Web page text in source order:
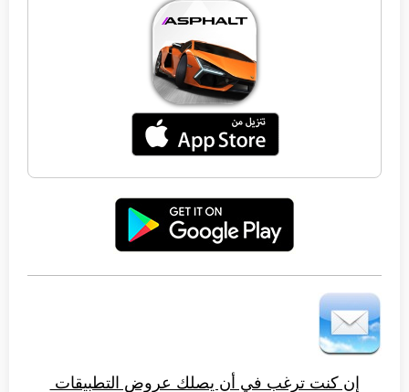
إن كنت ترغب في أن يصلك عروض التطبيقات